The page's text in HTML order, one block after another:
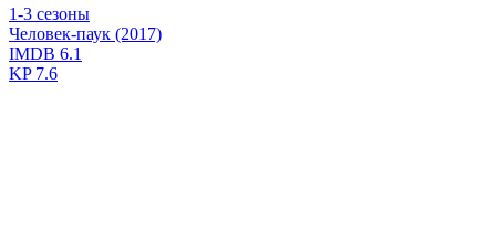
1-3 сезоны
Человек-паук (2017)
IMDB 6.1
KP7.6